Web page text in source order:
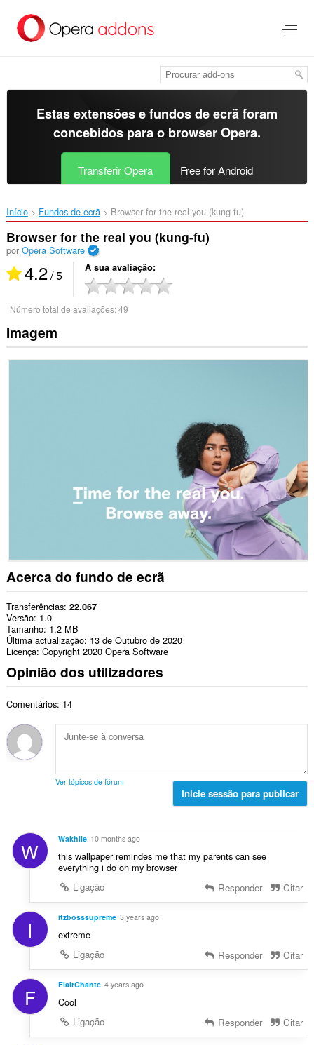
para
Estas extensões e fundos de ecrã foram
concebidos para o browser Opera.
Transferir Opera Free for Android
Início Fundos de ecrã Browser for the real you (kung-fu)‎
Browser for the real you (kung-fu)
por Opera Software
4.2/ 5 A sua avaliação
Número total de avaliações:49
Imagem
Acerca do fundo de ecrã
Transferências 22.067
Versão 1.0
Tamanho 1,2 MB
Última actualização 13 de Outubro de 2020
Licença Copyright 2020 Opera Software
Opinião dos utilizadores
Comentários: 14
Ver tópicos de fórum
Inicie sessão para publicar
W Wakhile 10 months ago
this wallpaper remindes me that my parents can see
everything i do on my browser
Ligação
Responder Citar
I itzbosssupreme 3 years ago
extreme
Ligação
Responder Citar
F FlairChante 4 years ago
Cool
Ligação
Responder Citar